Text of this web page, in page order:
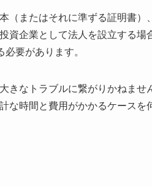
またはそれに準ずる証明書
企業として法人を設立する場合
要があります。
なトラブルに繋がりかねま
な時間と費用がかかるケース